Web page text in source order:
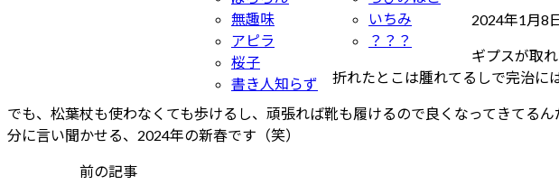
無趣味
アピラ
桜子
書き人知らず
いちみ
？？？
2024年1月8
ギプスが取
折れたとこは腫れてるしで完治に
でも、松葉杖も使わなくても歩けるし、頑張れば靴も履けるので良くなってきてる
分に言い聞かせる、2024年の新春です（笑）
前の記事